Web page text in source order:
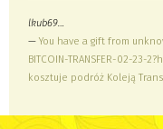
lkub69…
—You have a gift from
BITCOIN-TRANSFER-02-23-
kosztuje podróż Koleją